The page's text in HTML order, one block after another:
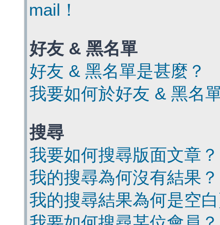
mail！
好友 & 黑名單
好友 & 黑名單是甚麼？
我要如何於好友 & 黑名
搜尋
我要如何搜尋版面文章？
我的搜尋為何沒有結果？
我的搜尋結果為何是空